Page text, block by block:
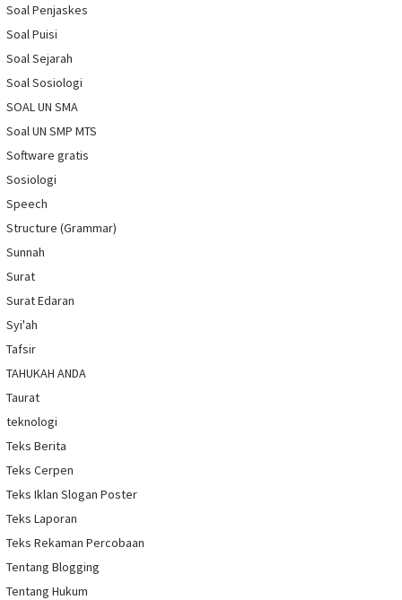
Soal Penjaskes
Soal Puisi
Soal Sejarah
Soal Sosiologi
SOAL UN SMA
Soal UN SMP MTS
Software gratis
Sosiologi
Speech
Structure (Grammar)
Sunnah
Surat
Surat Edaran
Syi'ah
Tafsir
TAHUKAH ANDA
Taurat
teknologi
Teks Berita
Teks Cerpen
Teks Iklan Slogan Poster
Teks Laporan
Teks Rekaman Percobaan
Tentang Blogging
Tentang Hukum